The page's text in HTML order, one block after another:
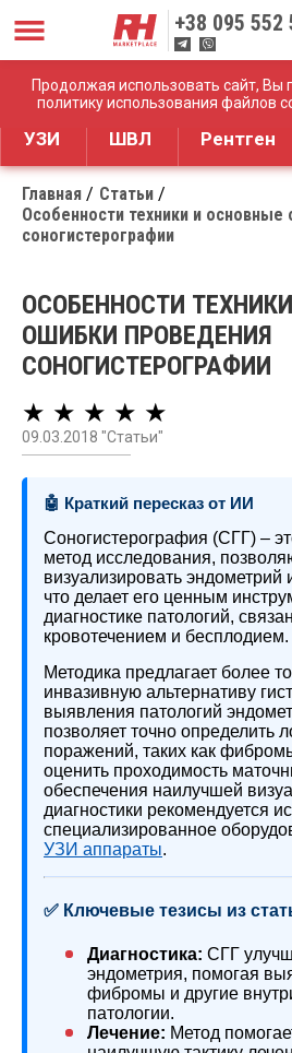
Продолжая использовать сайт, Вы
политику использования файлов
+38 095 552
Дистрибуция
УЗИ ШВЛ Рентген
Главная
Статьи
Особенности техники и
соногистерографии
ОСОБЕННОСТИ
ОШИБКИ ПРОВЕДЕНИЯ
СОНОГИСТЕРОГРАФИИ
★ ★ ★ ★ ★
09.03.2018 "Статьи"
🤖 Краткий пересказ от ИИ
Соногистерография (СГГ) –
метод исследования,
визуализировать эндометрий
что делает его ценным
диагностике патологий,
кровотечением и бесплодием.
Методика предлагает более
инвазивную альтернативу
выявления патологий
позволяет точно определить
поражений, таких как
оценить проходимость
обеспечения наилучшей
диагностики рекомендуется
специализированное
УЗИ аппараты.
✅ Ключевые тезисы из
Диагностика: СГГ
эндометрия, помогая
фибромы и другие
патологии.
Лечение: Метод